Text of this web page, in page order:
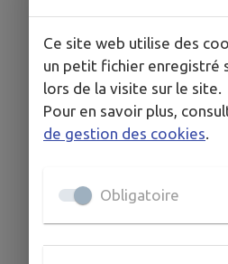
Ce site web utilise des
un petit fichier enregistré
lors de la visite sur le site.
Pour en savoir plus,
de gestion des cookies
Obligatoire